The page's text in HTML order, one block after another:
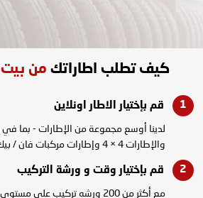
كيف تطلب اطاراتك من بيت
قم بإختيار الاطار اونلاين
لدينا أوسع مجموعة من الإطارات - بما في
والإطارات 4 × 4 وإطارات مركبات فان / بيك آب.
قم بإختيار وقت و ورشة التركيب
مع أكثر من 200 ورشه تركيب على